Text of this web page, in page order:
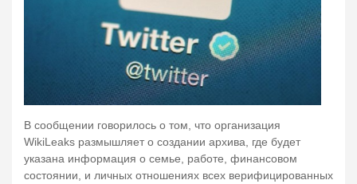
В сообщении говорилось о том, что организация
WikiLeaks размышляет о создании архива, где будет
указана информация о семье, работе, финансовом
состоянии, и личных отношениях всех верифицированных